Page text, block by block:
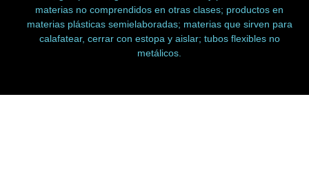
materias no comprendidos en otras clases; productos en
materias plásticas semielaboradas; materias que sirven para
calafatear, cerrar con estopa y aislar; tubos flexibles no
metálicos.